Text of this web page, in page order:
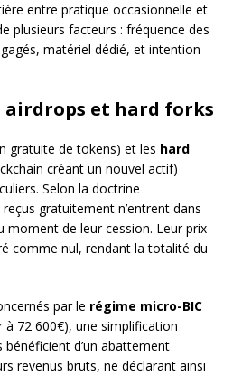
entre pratique occasionnelle et
plusieurs facteurs : fréquence des
matériel dédié, et intention
et hard forks
gratuite de tokens) et les hard
créant un nouvel actif)
Selon la doctrine
gratuitement n’entrent dans
moment de leur cession. Leur prix
comme nul, rendant la totalité du
par le régime micro-BIC
à 72 600€), une simplification
d’un abattement
revenus bruts, ne déclarant ainsi